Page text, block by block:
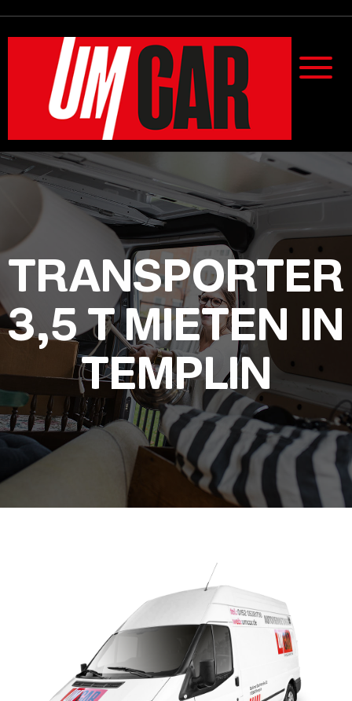
TRANSPORTER
3,5 T MIETEN IN
TEMPLIN